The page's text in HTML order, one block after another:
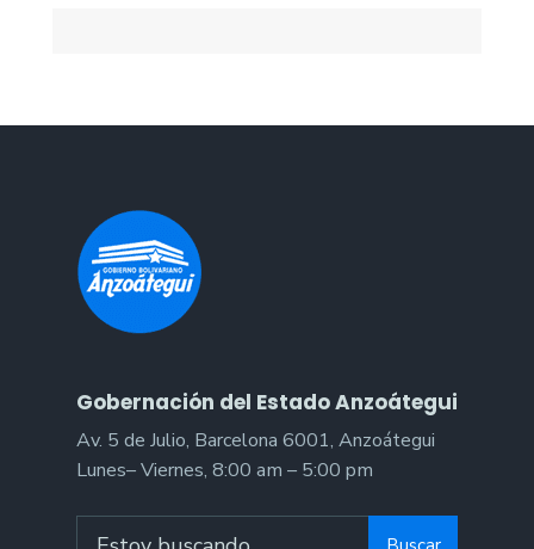
Gobernación del Estado Anzoátegui
Av. 5 de Julio, Barcelona 6001, Anzoátegui
Lunes– Viernes, 8:00 am – 5:00 pm